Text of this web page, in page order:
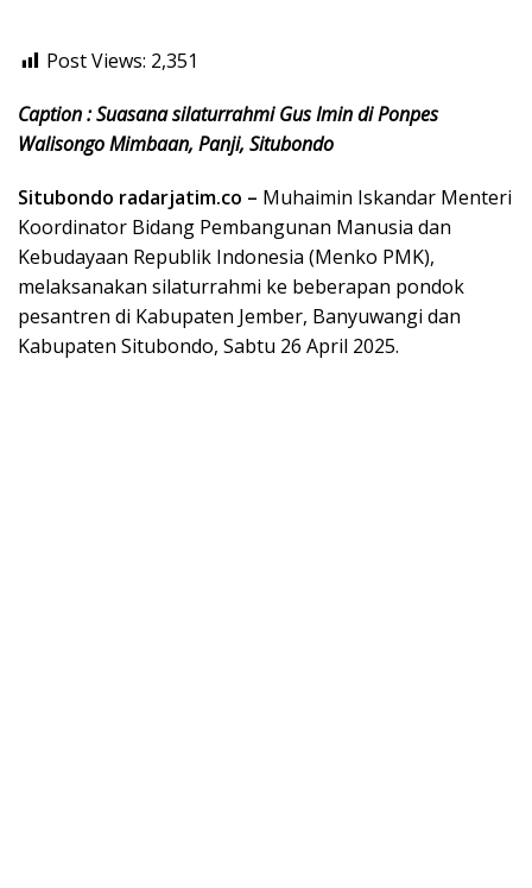
Post Views: 2,351
Caption : Suasana silaturrahmi Gus Imin di Ponpes
Walisongo Mimbaan, Panji, Situbondo
Situbondo radarjatim.co – Muhaimin Iskandar Menteri
Koordinator Bidang Pembangunan Manusia dan
Kebudayaan Republik Indonesia (Menko PMK),
melaksanakan silaturrahmi ke beberapan pondok
pesantren di Kabupaten Jember, Banyuwangi dan
Kabupaten Situbondo, Sabtu 26 April 2025.